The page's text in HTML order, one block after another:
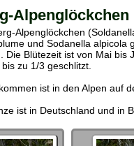
Alpenglöckchen
Alpenglöckchen
und Sodanella alpicola
Die Blütezeit ist von Mai bis
zu 1/3 geschlitzt.
ist in den Alpen auf
ist in Deutschland und in